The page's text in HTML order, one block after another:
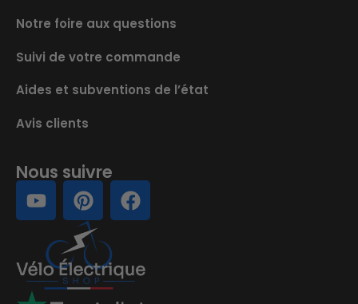
Notre foire aux questions
Suivi de votre commande
Aides et subventions de l’état
Avis clients
Nous suivre